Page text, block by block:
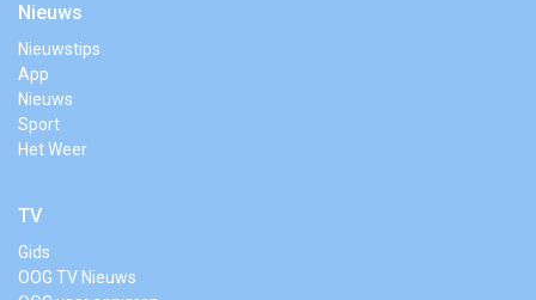
Nieuws
Nieuwstips
App
Nieuws
Sport
Het Weer
TV
Gids
OOG TV Nieuws